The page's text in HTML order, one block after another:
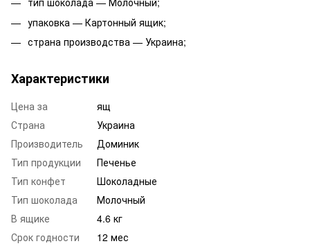
упаковка — Картонный ящик;
страна производства — Украина;
Характеристики
Цена за
ящ
Страна
Украина
Производитель
Доминик
Тип продукции
Печенье
Тип конфет
Шоколадные
Тип шоколада
Молочный
В ящике
4.6 кг
Срок годности
12 мес